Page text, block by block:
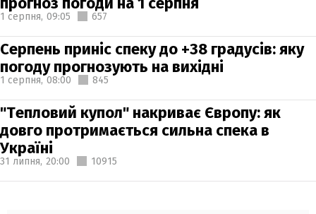
1 серпня, 09:05 657
Серпень приніс спеку до +38 градусів: яку
погоду прогнозують на вихідні
1 серпня, 08:00 845
"Тепловий купол" накриває Європу: як
довго протримається сильна спека в
Україні
31 липня, 20:00 10915